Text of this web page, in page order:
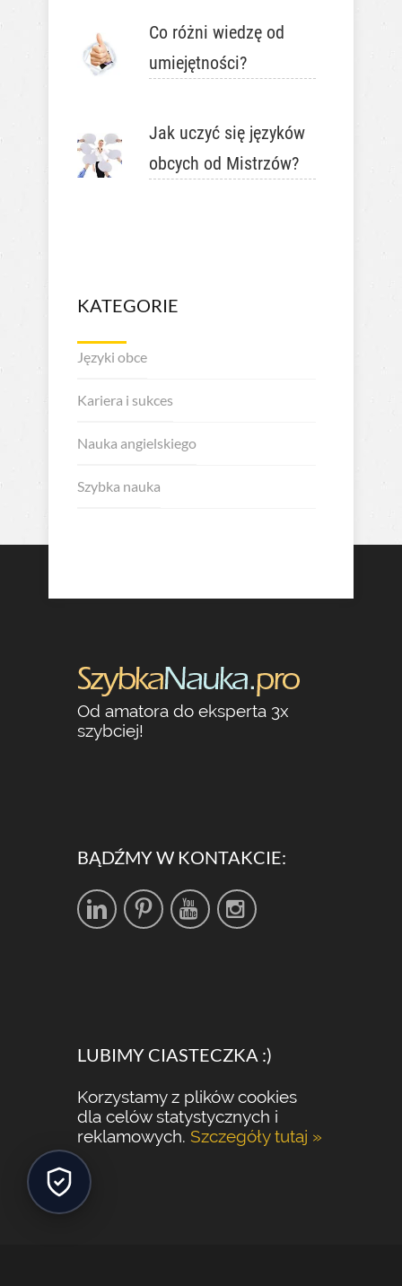
Co różni wiedzę od
umiejętności?
Jak uczyć się języków
obcych od Mistrzów?
KATEGORIE
Języki obce
Kariera i sukces
Nauka angielskiego
Szybka nauka
Od amatora do eksperta 3x
szybciej!
BĄDŹMY W KONTAKCIE:
LUBIMY CIASTECZKA :)
Korzystamy z plików cookies
dla celów statystycznych i
reklamowych. Szczegóły tutaj »